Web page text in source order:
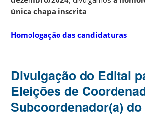
única chapa inscrita.
Homologação das candidaturas
Divulgação do Edital
Eleições de
Subcoordenador(a)